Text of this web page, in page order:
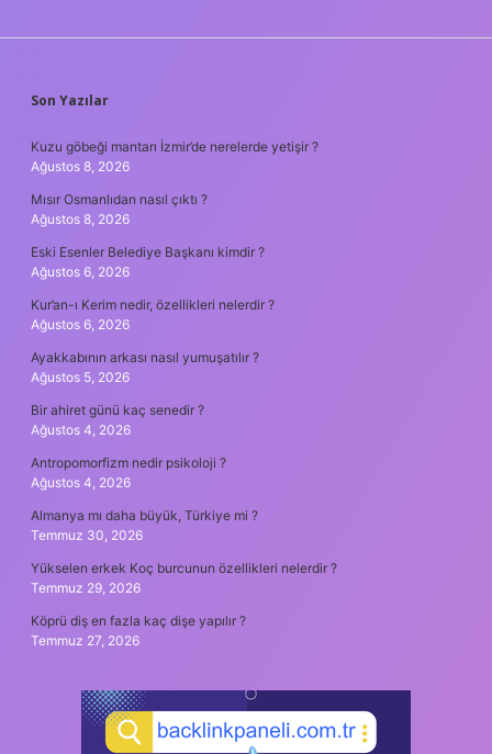
SIDEBAR
Son Yazılar
Kuzu göbeği mantarı İzmir’de nerelerde yetişir ?
Ağustos 8, 2026
Mısır Osmanlıdan nasıl çıktı ?
Ağustos 8, 2026
Eski Esenler Belediye Başkanı kimdir ?
Ağustos 6, 2026
Kur’an-ı Kerim nedir, özellikleri nelerdir ?
Ağustos 6, 2026
Ayakkabının arkası nasıl yumuşatılır ?
Ağustos 5, 2026
Bir ahiret günü kaç senedir ?
Ağustos 4, 2026
Antropomorfizm nedir psikoloji ?
Ağustos 4, 2026
Almanya mı daha büyük, Türkiye mi ?
Temmuz 30, 2026
Yükselen erkek Koç burcunun özellikleri nelerdir ?
Temmuz 29, 2026
Köprü diş en fazla kaç dişe yapılır ?
Temmuz 27, 2026